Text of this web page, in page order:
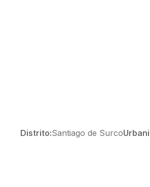
Distrito:Santiago de Surco